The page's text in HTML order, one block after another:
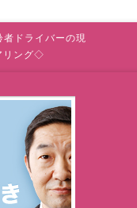
ドライバーの現
リング◇